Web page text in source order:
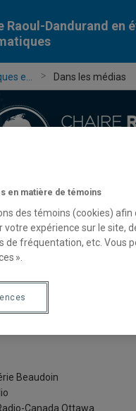
Raoul-Dandurand en
e... Dans les médias
Beaudoin
Canada Ottawa
en matière de témoins
des témoins (cookies)
votre expérience sur le site,
de fréquentation, etc. Vous
».